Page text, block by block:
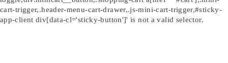
cart-trigger,.header-menu-cart-drawer,.js-mini-cart-trigger,#sticky-
app-client div[data-cl='sticky-button']' is not a valid selector.